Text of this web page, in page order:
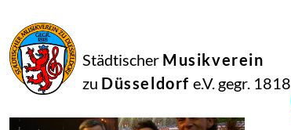
Städtischer Musikverein
zu Düsseldorf e.V. gegr. 1818
September
2014
Manfred Hill
3068